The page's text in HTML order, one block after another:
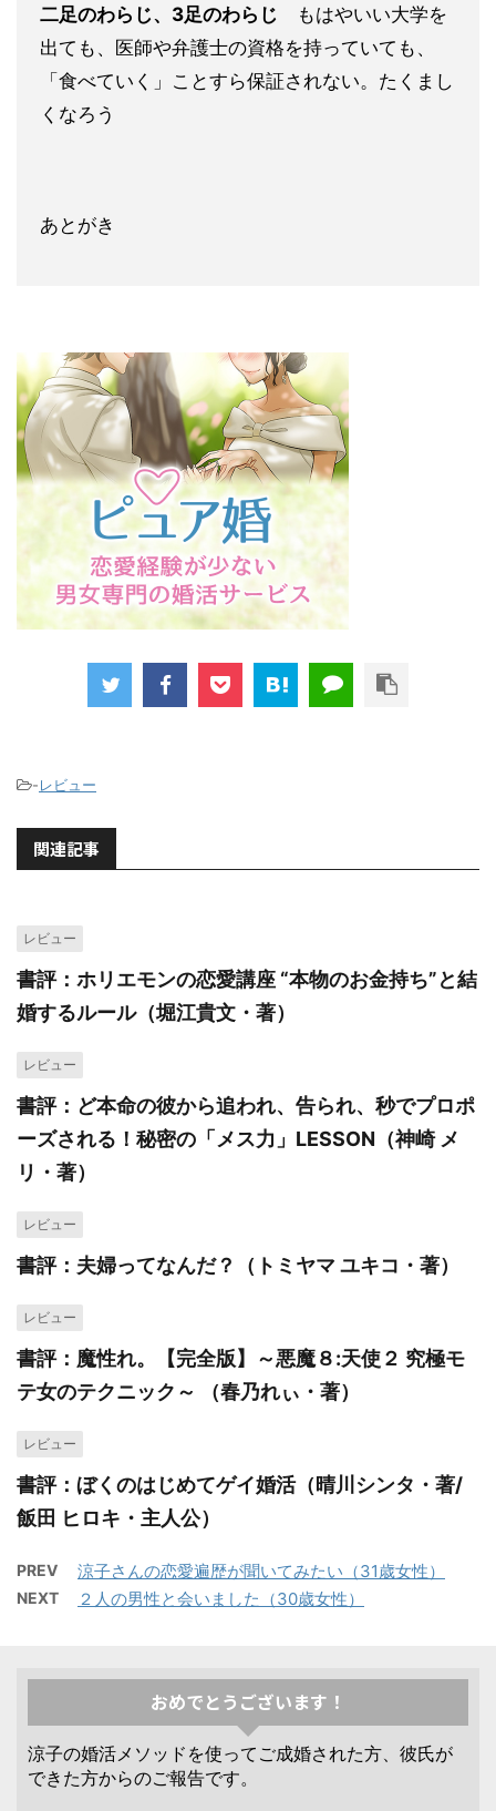
二足のわらじ、3足のわらじ
もはやいい大学を
出ても、医師や弁護士の資格を持っていても、
「食べていく」ことすら保証されない。たくまし
くなろう
あとがき
-レビュー
関連記事
レビュー
書評：ホリエモンの恋愛講座 “本物のお金持ち”と結
婚するルール（堀江貴文・著）
レビュー
書評：ど本命の彼から追われ、告られ、秒でプロポ
ーズされる！秘密の「メス力」LESSON（神崎 メ
リ・著）
レビュー
書評：夫婦ってなんだ？（トミヤマ ユキコ・著）
レビュー
書評：魔性れ。【完全版】～悪魔８:天使２ 究極モ
テ女のテクニック～ （春乃れぃ・著）
レビュー
書評：ぼくのはじめてゲイ婚活（晴川シンタ・著/
飯田 ヒロキ・主人公）
PREV 涼子さんの恋愛遍歴が聞いてみたい（31歳女性）
NEXT ２人の男性と会いました（30歳女性）
おめでとうございます！
涼子の婚活メソッドを使ってご成婚された方、彼氏が
できた方からのご報告です。